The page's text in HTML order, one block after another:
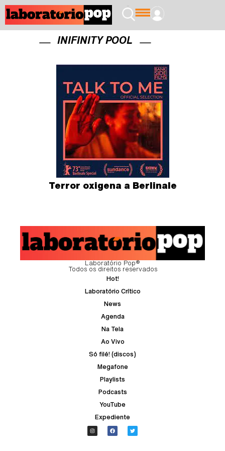
INIFINITY POOL
Terror oxigena a Berlinale
Laboratório Pop®
Todos os direitos reservados
Hot!
Laboratório Crítico
News
Agenda
Na Tela
Ao Vivo
Só filé! (discos)
Megafone
Playlists
Podcasts
YouTube
Expediente